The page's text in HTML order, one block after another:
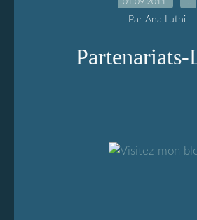
Par Ana Luthi
Partenariats-